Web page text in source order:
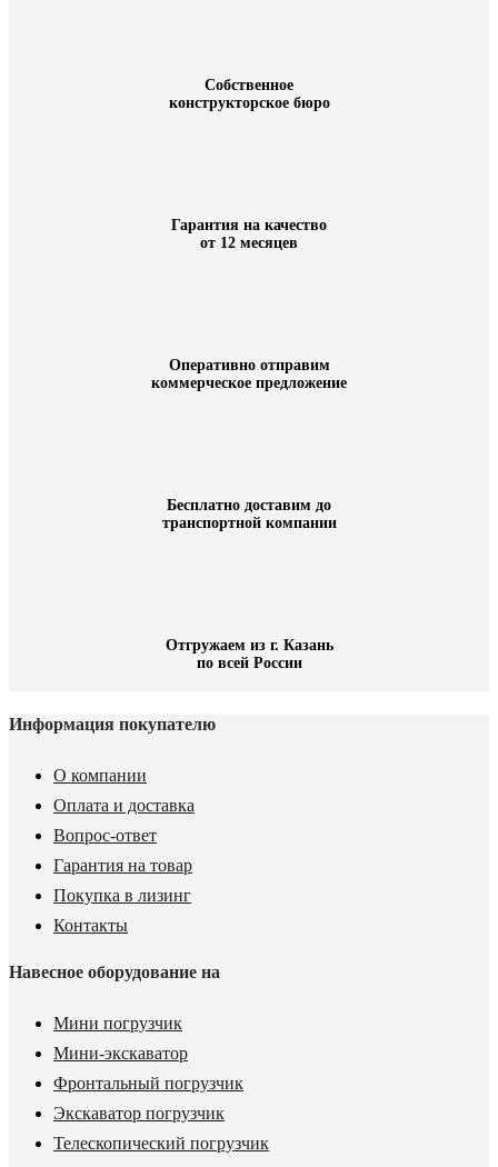
Собственное
конструкторское бюро
Гарантия на качество
от 12 месяцев
Оперативно отправим
коммерческое предложение
Бесплатно доставим до
транспортной компании
Отгружаем из г. Казань
по всей России
Информация покупателю
О компании
Оплата и доставка
Вопрос-ответ
Гарантия на товар
Покупка в лизинг
Контакты
Навесное оборудование на
Мини погрузчик
Мини-экскаватор
Фронтальный погрузчик
Экскаватор погрузчик
Телескопический погрузчик